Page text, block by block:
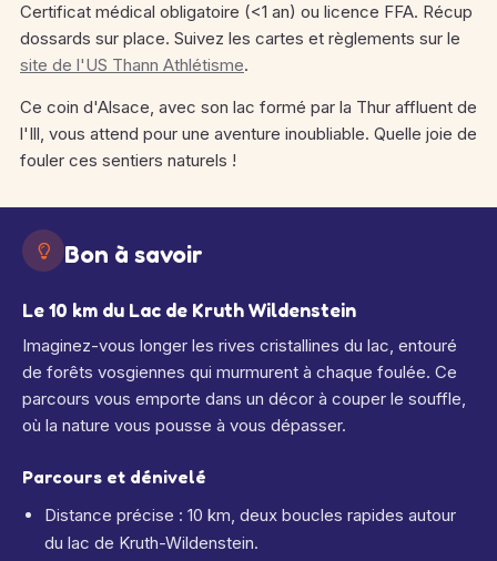
Certificat médical obligatoire (<1 an) ou licence FFA. Récup
dossards sur place. Suivez les cartes et règlements sur le
site de l'US Thann Athlétisme.
Ce coin d'Alsace, avec son lac formé par la Thur affluent de
l'Ill, vous attend pour une aventure inoubliable. Quelle joie de
fouler ces sentiers naturels !
Bon à savoir
Le 10 km du Lac de Kruth Wildenstein
Imaginez-vous longer les rives cristallines du lac, entouré
de forêts vosgiennes qui murmurent à chaque foulée. Ce
parcours vous emporte dans un décor à couper le souffle,
où la nature vous pousse à vous dépasser.
Parcours et dénivelé
Distance précise : 10 km, deux boucles rapides autour
du lac de Kruth-Wildenstein.